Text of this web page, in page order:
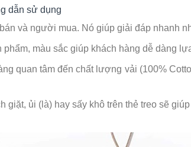
dẫn sử dụng
và người mua. Nó giúp giải đáp nhanh
phẩm, màu sắc giúp khách hàng dễ dàng
quan tâm đến chất lượng vải (100%
giặt, ủi (là) hay sấy khô trên thẻ treo sẽ